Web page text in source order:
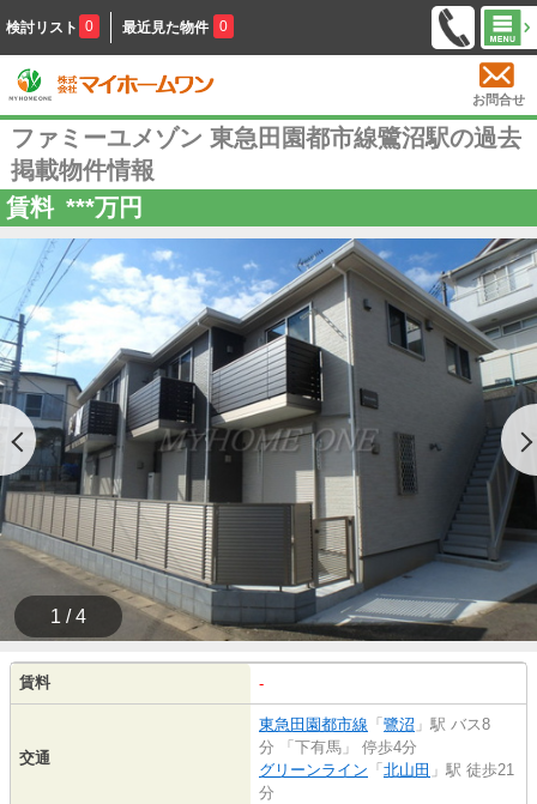
検討リスト 0 最近見た物件 0
お問合せ
ファミーユメゾン 東急田園都市線鷺沼駅の過去
掲載物件情報
賃料 ***万円
1 / 4
賃料 -
交通
東急田園都市線 「 鷺沼 」駅 バス8
分 「下有馬」 停歩4分
グリーンライン 「 北山田 」駅 徒歩21
分